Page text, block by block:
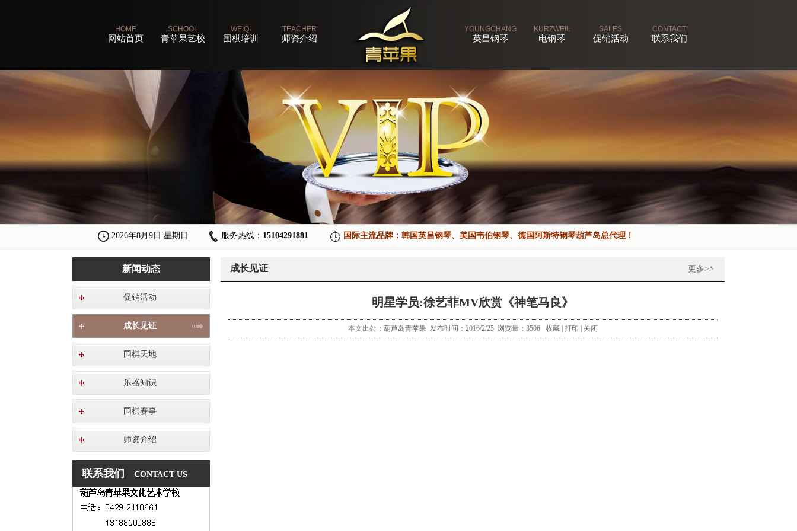
HOME
网站首页
SCHOOL
青苹果艺校
WEIQI
围棋培训
TEACHER
师资介绍
YOUNGCHANG
英昌钢琴
KURZWEIL
电钢琴
SALES
促销活动
CONTACT
联系我们
2026年8月9日 星期日 服务热线： 15104291881 国际主流品牌：韩国英昌钢琴、美国韦伯钢琴、德国阿斯特钢琴葫芦岛总代理！
新闻动态
促销活动
成长见证
围棋天地
乐器知识
围棋赛事
师资介绍
联系我们 CONTACT US
成长见证 更多>>
明星学员:徐艺菲MV欣赏《神笔马良》
本文出处：葫芦岛青苹果 发布时间：2016/2/25 浏览量：3506 收藏| 打印 关闭